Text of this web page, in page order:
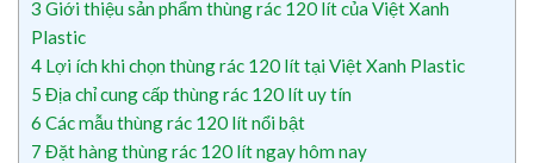
3 Giới thiệu sản phẩm thùng rác 120 lít của Việt Xanh
Plastic
4 Lợi ích khi chọn thùng rác 120 lít tại Việt Xanh Plastic
5 Địa chỉ cung cấp thùng rác 120 lít uy tín
6 Các mẫu thùng rác 120 lít nổi bật
7 Đặt hàng thùng rác 120 lít ngay hôm nay